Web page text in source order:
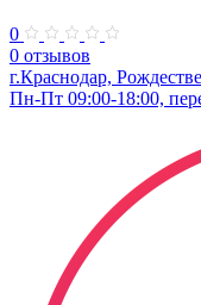
0
0 отзывов
г.Краснодар,
Пн-Пт 09:00-18:00,